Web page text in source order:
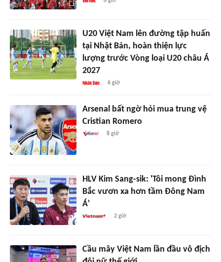
U20 Việt Nam lên đường tập huấn
tại Nhật Bản, hoàn thiện lực
lượng trước Vòng loại U20 châu Á
2027
6 giờ
Arsenal bất ngờ hỏi mua trung vệ
Cristian Romero
8 giờ
HLV Kim Sang-sik: 'Tôi mong Đình
Bắc vươn xa hơn tầm Đông Nam
Á'
2 giờ
Cầu mây Việt Nam lần đầu vô địch